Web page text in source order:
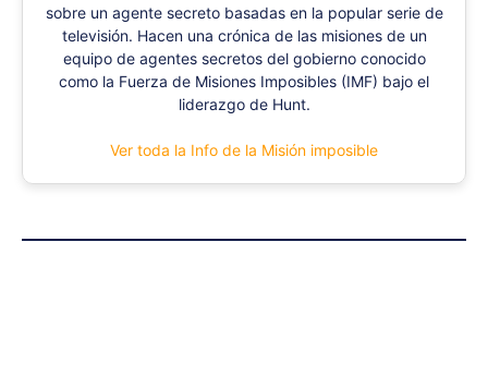
sobre un agente secreto basadas en la popular serie de
televisión. Hacen una crónica de las misiones de un
equipo de agentes secretos del gobierno conocido
como la Fuerza de Misiones Imposibles (IMF) bajo el
liderazgo de Hunt.
Ver toda la Info de la Misión imposible